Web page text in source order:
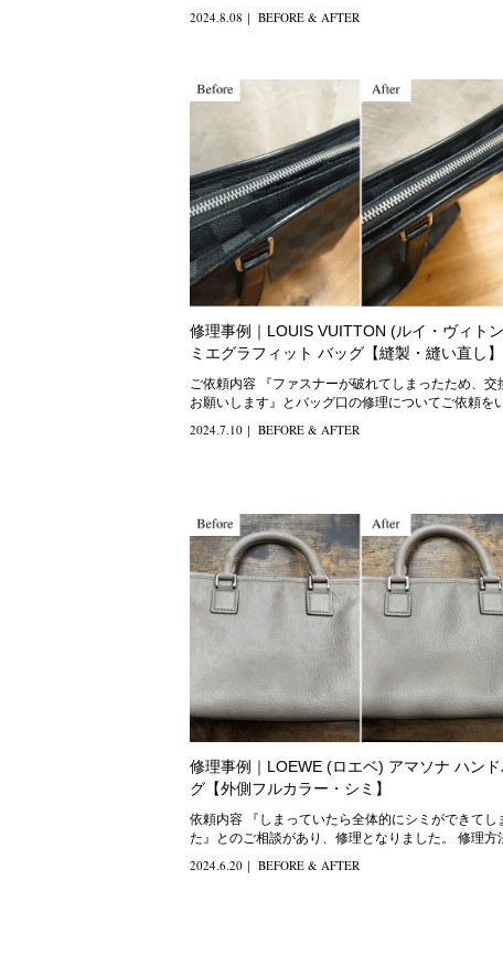
2024.8.08 ｜ BEFORE & AFTER
修理事例｜LOUIS VUITTON (ルイ・ヴィト
ミエグラフィット バッグ【縫製・縫い直し】
ご依頼内容 『ファスナーが破れてしまったため、交換を
お願いします』とバッグ口の修理についてご依頼を
2024.7.10 ｜ BEFORE & AFTER
修理事例｜LOEWE (ロエベ) アマソナ ハンド
グ【外側フルカラー・シミ】
依頼内容 『しまっていたら全体的にシミができてしまっ
た』とのご相談があり、修理となりました。 修理方法 ク
レンジングだけ
2024.6.20 ｜ BEFORE & AFTER